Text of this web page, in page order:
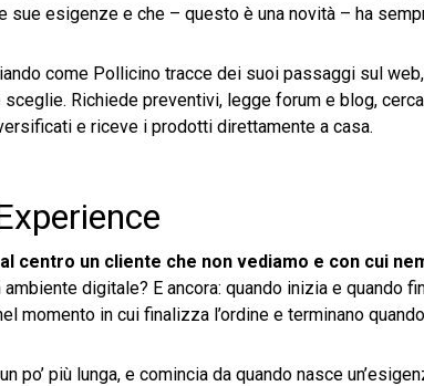
sue esigenze e che – questo è una novità – ha
come Pollicino tracce dei suoi passaggi sul
Richiede preventivi, legge forum e blog,
e riceve i prodotti direttamente a casa.
centro un cliente che non vediamo e con cui
digitale? E ancora: quando inizia e quando
momento in cui finalizza l’ordine e terminano
po’ più lunga, e comincia da quando nasce